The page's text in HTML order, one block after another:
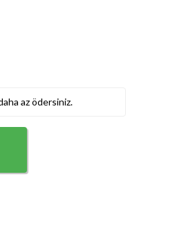
az ödersiniz.